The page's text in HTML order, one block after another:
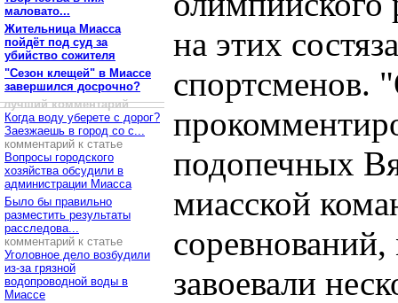
маловато...
Жительница Миасса
пойдёт под суд за
убийство сожителя
"Сезон клещей" в Миассе
завершился досрочно?
лучший комментарий
Когда воду уберете с дорог?
Заезжаешь в город со с...
комментарий к статье
Вопросы городского
хозяйства обсудили в
администрации Миасса
Было бы правильно
разместить результаты
расследова...
комментарий к статье
Уголовное дело возбудили
из-за грязной
водопроводной воды в
Миассе
на этих
спортсменов.
подопечных
миасской
завоевали